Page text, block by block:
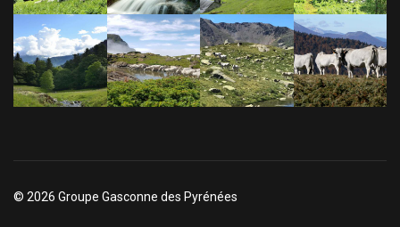
© 2026 Groupe Gasconne des Pyrénées